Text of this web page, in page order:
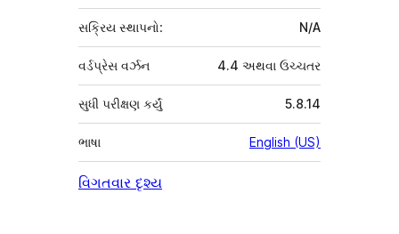
સક્રિય સ્થાપનો: N/A
વર્ડપ્રેસ વર્ઝન 4.4 અથવા ઉચ્ચતર
5.8.14
સુધી પરીક્ષણ કર્યું
ભાષા English (US)
વિગતવાર દૃશ્ય